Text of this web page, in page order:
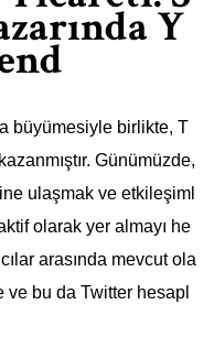
Y
büyümesiyle birlikte, T
Günümüzde,
ulaşmak ve etkileşiml
olarak yer almayı he
arasında mevcut ola
ve bu da Twitter hesapl